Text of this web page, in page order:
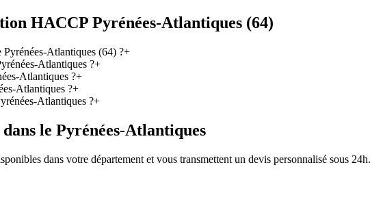
HACCP Pyrénées-Atlantiques (64)
Atlantiques (64) ?+
Atlantiques ?+
Atlantiques ?+
Atlantiques ?+
Atlantiques ?+
le Pyrénées-Atlantiques
dans votre département et vous transmettent un devis personnalisé sous 24h.